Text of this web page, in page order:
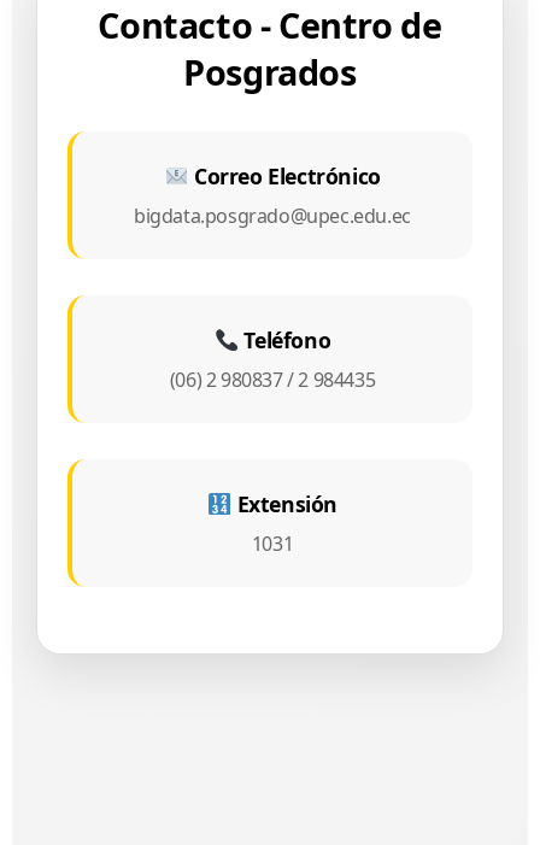
Contacto - Centro de
Posgrados
Correo Electrónico
bigdata.posgrado@upec.edu.ec
Teléfono
(06) 2 980837 / 2 984435
Extensión
1031